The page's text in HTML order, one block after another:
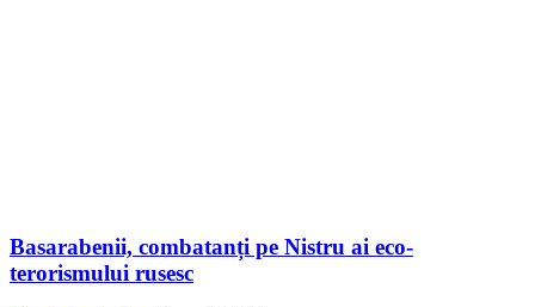
Basarabenii, combatanți pe Nistru ai eco-
terorismului rusesc